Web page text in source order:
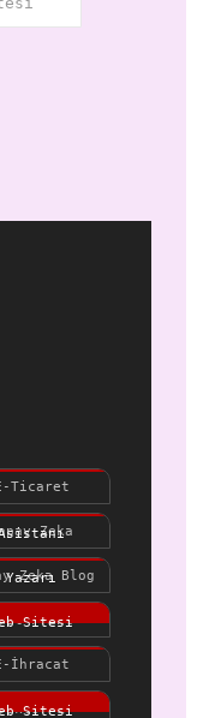
Ticaret
Premium
Zeka
Asistanı
Zeka Blog
Print
Web
Sitesi
İhracat
&